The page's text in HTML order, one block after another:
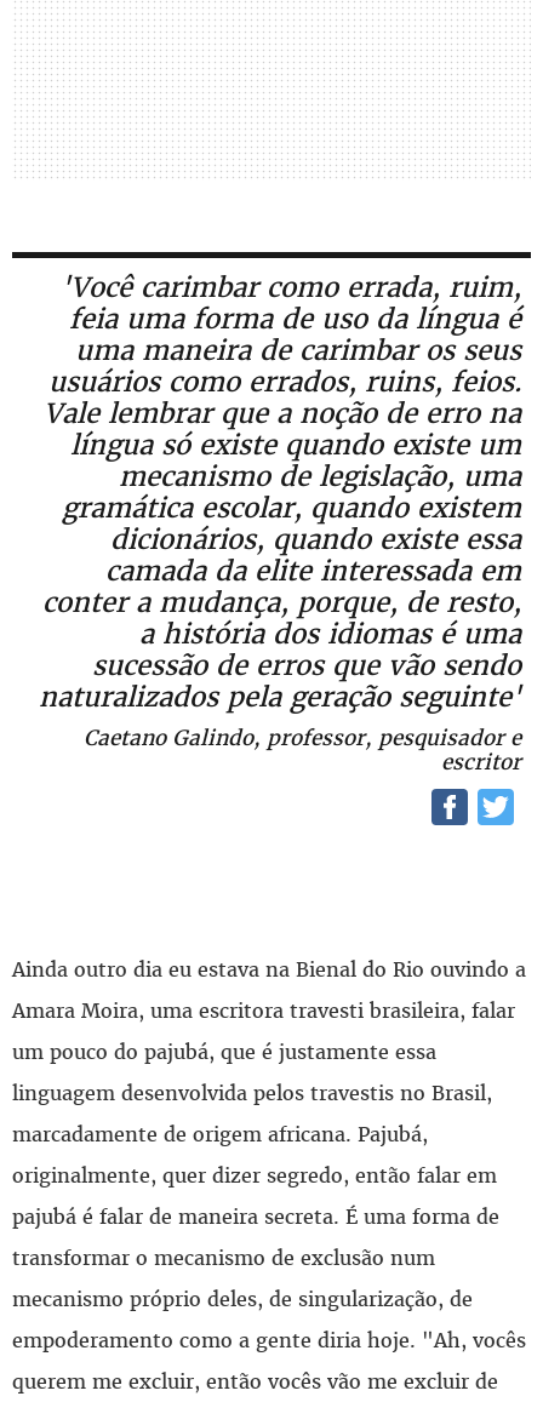
'Você carimbar como errada, ruim,
feia uma forma de uso da língua é
uma maneira de carimbar os seus
usuários como errados, ruins, feios.
Vale lembrar que a noção de erro na
língua só existe quando existe um
mecanismo de legislação, uma
gramática escolar, quando existem
dicionários, quando existe essa
camada da elite interessada em
conter a mudança, porque, de resto,
a história dos idiomas é uma
sucessão de erros que vão sendo
naturalizados pela geração seguinte'
Caetano Galindo, professor, pesquisador e
escritor
Ainda outro dia eu estava na Bienal do Rio ouvindo a
Amara Moira, uma escritora travesti brasileira, falar
um pouco do pajubá, que é justamente essa
linguagem desenvolvida pelos travestis no Brasil,
marcadamente de origem africana. Pajubá,
originalmente, quer dizer segredo, então falar em
pajubá é falar de maneira secreta. É uma forma de
transformar o mecanismo de exclusão num
mecanismo próprio deles, de singularização, de
empoderamento como a gente diria hoje. "Ah, vocês
querem me excluir, então vocês vão me excluir de